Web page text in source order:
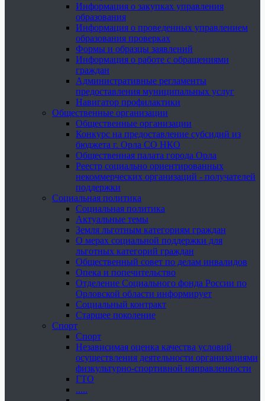
Информация о закупках управления
образования
Информация о проведенных управлением
образования проверках
Формы и образцы заявлений
Информация о работе с обращениями
граждан
Административные регламенты
предоставления муниципальных услуг
Навигатор профилактики
Общественные организации
Общественные организации
Конкурс на предоставление субсидий из
бюджета г. Орла СО НКО
Общественная палата города Орла
Реестр социально ориентированных
некоммерческих организаций - получателей
поддержки
Социальная политика
Социальная политика
Актуальные темы
Земля льготным категориям граждан
О мерах социальной поддержки для
льготных категорий граждан
Общественный совет по делам инвалидов
Опека и попечительство
Отделение Социального фонда России по
Орловской области информирует
Социальный контракт
Старшее поколение
Спорт
Спорт
Независимая оценка качества условий
осуществления деятельности организациями
физкультурно-спортивной направленности
ГТО
.....